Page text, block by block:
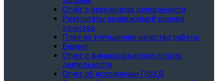
Отчёт о результатах деятельности
Результаты независимой оценки
качества
План по улучшению качества работы
Баланс
Отчет о финансовых результатах
деятельности
Отчет об исполнении ПФХД